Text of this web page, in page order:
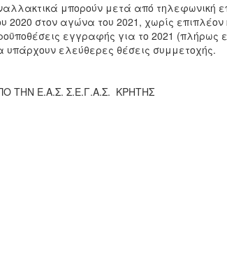
μπορούν μετά από τηλεφωνική
2020 στον αγώνα του 2021, χωρίς
εγγραφής για το 2021 (πλήρως
υπάρχουν ελεύθερες θέσεις συμμετοχής.
ΤΗΝ Ε.Α.Σ. Σ.Ε.Γ.Α.Σ. ΚΡΗΤΗΣ